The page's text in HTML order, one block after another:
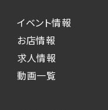
イベント情報
お店情報
求人情報
動画一覧